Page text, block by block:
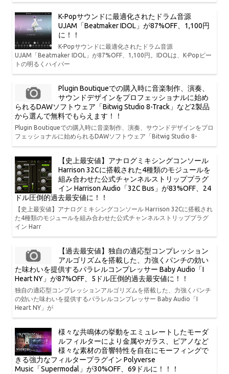
K-Popサウンドに最適化されたドラム音源
UJAM「Beatmaker IDOL」が87%OFF、1,100円
に！！
K-Popサウンドに最適化されたドラム音源
UJAM「Beatmaker IDOL」が87%OFF、1,100円。IDOLは、K-Popビー
トの明るくハイパー
Plugin Boutiqueでの購入時に音楽制作、演奏、
サウンドデザインをプロフェッショナルに始め
られるDAWソフトウェア「Bitwig Studio 8-Track」など2製品
から選んで無料でもらえます！！
Plugin Boutiqueでの購入時に音楽制作、演奏、サウンドデザインをプロ
フェッショナルに始められるDAWソフトウェア「Bitwig Studio 8-
【史上最安値】アナログミキシングコンソール
Harrison 32Cに搭載された4種類のモジュールを
組み合わせた公式チャンネルストリッププラグ
イン Harrison Audio「32C Bus」が83%OFF、24
ドル圧倒的過去最安値に！！
【史上最安値】アナログミキシングコンソール Harrison 32Cに搭載され
た4種類のモジュールを組み合わせた公式チャンネルストリッププラグ
イン Harr
【過去最安値】独自の適応型コンプレッション
アルゴリズムを搭載した、力強くパンチの効い
た味わいを提供するパラレルコンプレッサー Baby Audio「I
Heart NY」が87%OFF、5ドル圧倒的過去最安値に！！
独自の適応型コンプレッションアルゴリズムを搭載した、力強くパンチ
の効いた味わいを提供するパラレルコンプレッサー Baby Audio「I
Heart NY」が
様々な共鳴体の挙動をエミュレートしたモーダ
ルフィルターにより金属やガラス、ピアノなど
様々な素材の音響特性を自在にモーフィングで
きる強力なフィルタープラグイン Polyverse
Music「Supermodal」が30%OFF、69ドルに！！！